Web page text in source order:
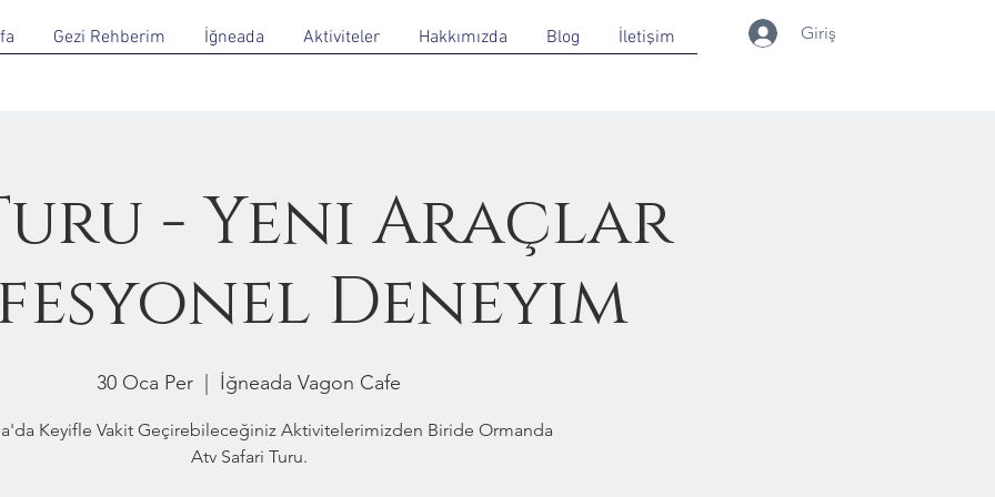
Gezi Rehberim İğneada Aktiviteler Hakkımızda Blog İletişim Giriş
- Yeni Araçlar
Deneyim
30 Oca Per İğneada Vagon Cafe
Keyifle Vakit Geçirebileceğiniz Aktivitelerimizden Biride Ormanda
Atv Safari Turu.